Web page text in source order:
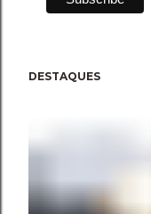
DESTAQUES